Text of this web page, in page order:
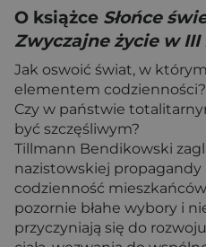
O książce Słońce
Zwyczajne życie w III
Jak oswoić świat, w
elementem codzienności?
Czy w państwie
być szczęśliwym?
Tillmann Bendikowski
nazistowskiej
codzienność mieszkańców
pozornie błahe wybory i
przyczyniają się do